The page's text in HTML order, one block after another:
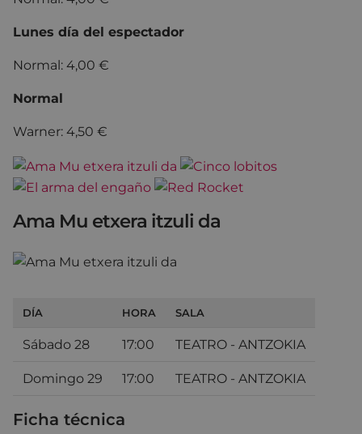
Lunes día del espectador
Normal: 4,00 €
Normal
Warner: 4,50 €
Ama Mu etxera itzuli da
DÍA HORA SALA
Sábado 28 17:00 TEATRO - ANTZOKIA
Domingo 29 17:00 TEATRO - ANTZOKIA
Ficha técnica